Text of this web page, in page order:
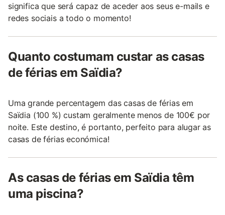
significa que será capaz de aceder aos seus e-mails e
redes sociais a todo o momento!
Quanto costumam custar as casas
de férias em Saïdia?
Uma grande percentagem das casas de férias em
Saïdia (100 %) custam geralmente menos de 100€ por
noite. Este destino, é portanto, perfeito para alugar as
casas de férias económica!
As casas de férias em Saïdia têm
uma piscina?